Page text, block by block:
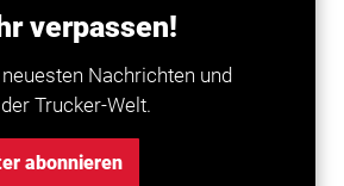
verpassen!
Nachrichten und
Trucker-Welt.
abonnieren
in unseren Städten, zitiert die
Und weiter: „Elektro-Lkws
2019 von der Lkw-Maut
großer Anreiz für Transport-